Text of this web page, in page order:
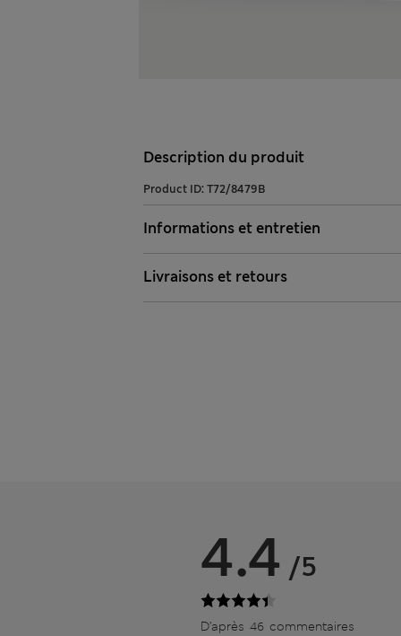
Description du produit
Product ID: T72/8479B
Informations et entretien
Livraisons et retours
4.4 /5
D’après 46 commentaires